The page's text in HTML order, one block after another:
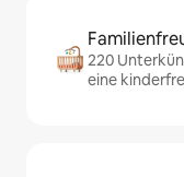
220
eine